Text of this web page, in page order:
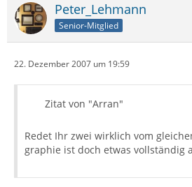
Peter_Lehmann
Senior-Mitglied
22. Dezember 2007 um 19:59
Zitat von "Arran"
Redet Ihr zwei wirklich vom
graphie ist doch etwas vollständig